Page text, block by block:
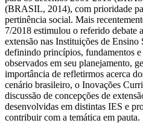
(BRASIL, 2014), com prioridade
pertinência social. Mais
7/2018 estimulou o referido debate
extensão nas Instituições de
definindo princípios, fundamentos e
observados em seu planejamento,
importância de refletirmos acerca
cenário brasileiro, o Inovações
discussão de concepções de
desenvolvidas em distintas IES e
contribuir com a temática em pauta.